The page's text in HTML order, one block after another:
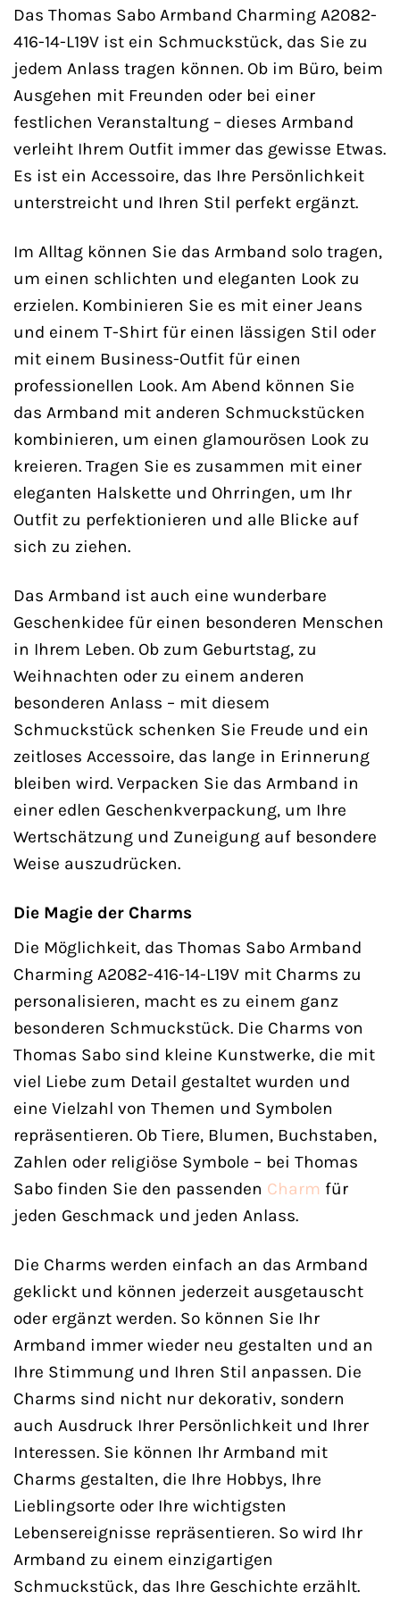
Das Thomas Sabo Armband Charming A2082-
416-14-L19V ist ein Schmuckstück, das Sie zu
jedem Anlass tragen können. Ob im Büro, beim
Ausgehen mit Freunden oder bei einer
festlichen Veranstaltung – dieses Armband
verleiht Ihrem Outfit immer das gewisse Etwas.
Es ist ein Accessoire, das Ihre Persönlichkeit
unterstreicht und Ihren Stil perfekt ergänzt.
Im Alltag können Sie das Armband solo tragen,
um einen schlichten und eleganten Look zu
erzielen. Kombinieren Sie es mit einer Jeans
und einem T-Shirt für einen lässigen Stil oder
mit einem Business-Outfit für einen
professionellen Look. Am Abend können Sie
das Armband mit anderen Schmuckstücken
kombinieren, um einen glamourösen Look zu
kreieren. Tragen Sie es zusammen mit einer
eleganten Halskette und Ohrringen, um Ihr
Outfit zu perfektionieren und alle Blicke auf
sich zu ziehen.
Das Armband ist auch eine wunderbare
Geschenkidee für einen besonderen Menschen
in Ihrem Leben. Ob zum Geburtstag, zu
Weihnachten oder zu einem anderen
besonderen Anlass – mit diesem
Schmuckstück schenken Sie Freude und ein
zeitloses Accessoire, das lange in Erinnerung
bleiben wird. Verpacken Sie das Armband in
einer edlen Geschenkverpackung, um Ihre
Wertschätzung und Zuneigung auf besondere
Weise auszudrücken.
Die Magie der Charms
Die Möglichkeit, das Thomas Sabo Armband
Charming A2082-416-14-L19V mit Charms zu
personalisieren, macht es zu einem ganz
besonderen Schmuckstück. Die Charms von
Thomas Sabo sind kleine Kunstwerke, die mit
viel Liebe zum Detail gestaltet wurden und
eine Vielzahl von Themen und Symbolen
repräsentieren. Ob Tiere, Blumen, Buchstaben,
Zahlen oder religiöse Symbole – bei Thomas
Sabo finden Sie den passenden Charm für
jeden Geschmack und jeden Anlass.
Die Charms werden einfach an das Armband
geklickt und können jederzeit ausgetauscht
oder ergänzt werden. So können Sie Ihr
Armband immer wieder neu gestalten und an
Ihre Stimmung und Ihren Stil anpassen. Die
Charms sind nicht nur dekorativ, sondern
auch Ausdruck Ihrer Persönlichkeit und Ihrer
Interessen. Sie können Ihr Armband mit
Charms gestalten, die Ihre Hobbys, Ihre
Lieblingsorte oder Ihre wichtigsten
Lebensereignisse repräsentieren. So wird Ihr
Armband zu einem einzigartigen
Schmuckstück, das Ihre Geschichte erzählt.